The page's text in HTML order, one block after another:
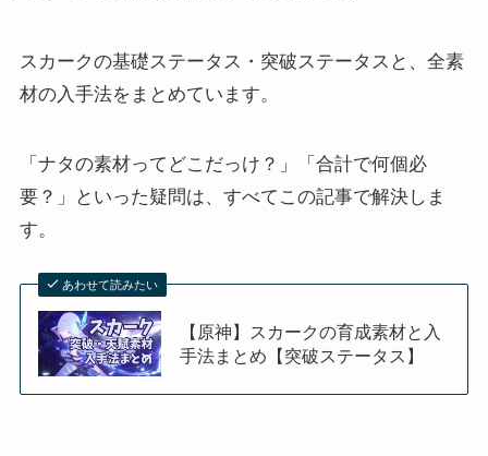
スカークの基礎ステータス・突破ステータスと、全素
材の入手法をまとめています。
「ナタの素材ってどこだっけ？」「合計で何個必
要？」といった疑問は、すべてこの記事で解決しま
す。
あわせて読みたい
【原神】スカークの育成素材と入
手法まとめ【突破ステータス】